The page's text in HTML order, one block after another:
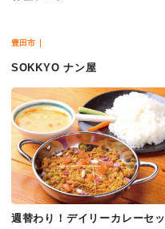
豊田市
SOKKYO ナン屋
週替わり！デイリーカレーセッ